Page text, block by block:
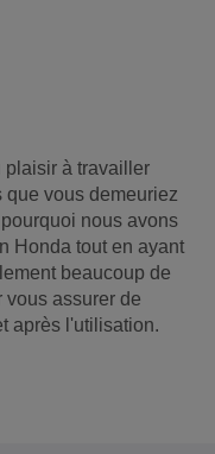
plaisir à travailler
que vous demeuriez
nous avons
Honda tout en ayant
beaucoup de
vous assurer de
après l'utilisation.